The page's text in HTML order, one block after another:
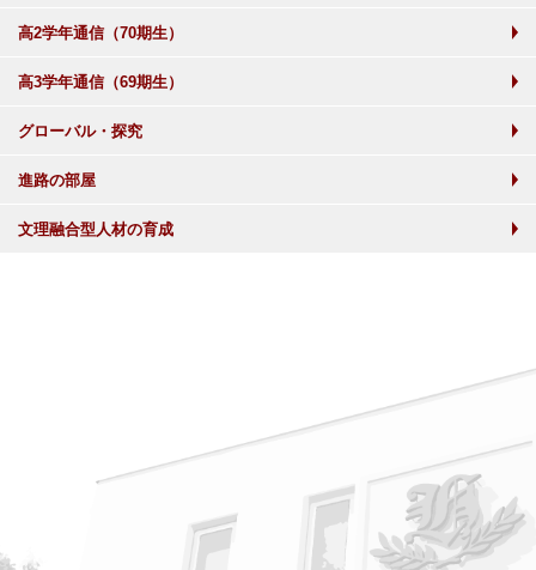
高2学年通信（70期生）
高3学年通信（69期生）
グローバル・探究
進路の部屋
文理融合型人材の育成